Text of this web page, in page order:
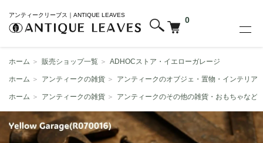
アンティークリーブス｜ANTIQUE LEAVES
0
ホーム ＞ 販売ショップ一覧 ＞ ADHOCストア・イエローガレージ
ホーム ＞ アンティークの雑貨 ＞ アンティークのオブジェ・置物・インテリア
ホーム ＞ アンティークの雑貨 ＞ アンティークのその他の雑貨・おもちゃなど